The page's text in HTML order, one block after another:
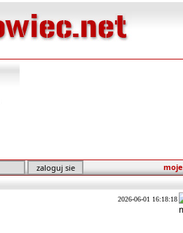
2026-06-01 16:18:18